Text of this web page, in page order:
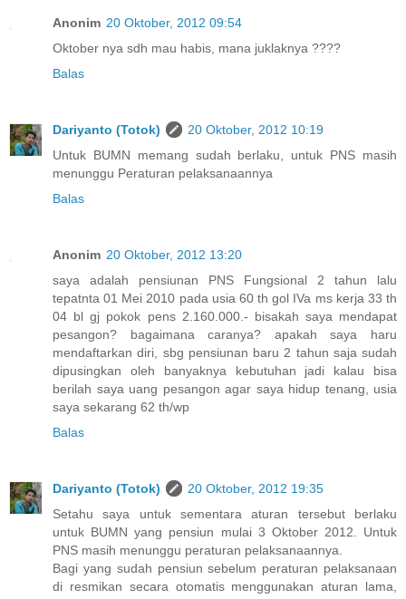
Anonim 20 Oktober, 2012 09:54
Oktober nya sdh mau habis, mana juklaknya ????
Balas
Dariyanto (Totok)
20 Oktober, 2012 10:19
Untuk BUMN memang sudah berlaku, untuk PNS masih
menunggu Peraturan pelaksanaannya
Balas
Anonim 20 Oktober, 2012 13:20
saya adalah pensiunan PNS Fungsional 2 tahun lalu
tepatnta 01 Mei 2010 pada usia 60 th gol IVa ms kerja 33 th
04 bl gj pokok pens 2.160.000.- bisakah saya mendapat
pesangon? bagaimana caranya? apakah saya haru
mendaftarkan diri, sbg pensiunan baru 2 tahun saja sudah
dipusingkan oleh banyaknya kebutuhan jadi kalau bisa
berilah saya uang pesangon agar saya hidup tenang, usia
saya sekarang 62 th/wp
Balas
Dariyanto (Totok)
20 Oktober, 2012 19:35
Setahu saya untuk sementara aturan tersebut berlaku
untuk BUMN yang pensiun mulai 3 Oktober 2012. Untuk
PNS masih menunggu peraturan pelaksanaannya.
Bagi yang sudah pensiun sebelum peraturan pelaksanaan
di resmikan secara otomatis menggunakan aturan lama,